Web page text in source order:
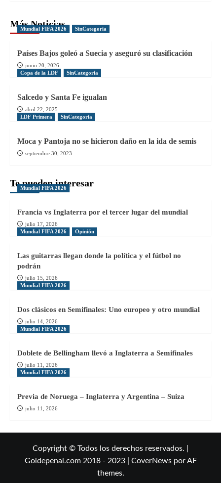
Más Noticias
Mundial FIFA 2026 SinCategoria
Países Bajos goleó a Suecia y aseguró su clasificación
junio 20, 2026
Copa de la LDF
SinCategoria
Salcedo y Santa Fe igualan
abril 22, 2025
LDF Primera
SinCategoria
Moca y Pantoja no se hicieron daño en la ida de semis
septiembre 30, 2023
Te pueden interesar
Mundial FIFA 2026
Francia vs Inglaterra por el tercer lugar del mundial
julio 17, 2026
Mundial FIFA 2026
Opinión
Las guitarras llegan donde la política y el fútbol no
podrán
julio 15, 2026
Mundial FIFA 2026
Dos clásicos en Semifinales: Uno europeo y otro mundial
julio 14, 2026
Mundial FIFA 2026
Doblete de Bellingham llevó a Inglaterra a Semifinales
julio 11, 2026
Mundial FIFA 2026
Previa de Noruega – Inglaterra y Argentina – Suiza
julio 11, 2026
Copyright © Todos los derechos reservados. |
Goldepenal.com 2018 - 2023
CoverNewspor AF
themes.